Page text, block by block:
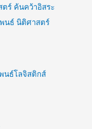
ร์ ค้นคว้าอิสระ
นธ์ นิติศาสตร์
นธ์โลจิสติกส์